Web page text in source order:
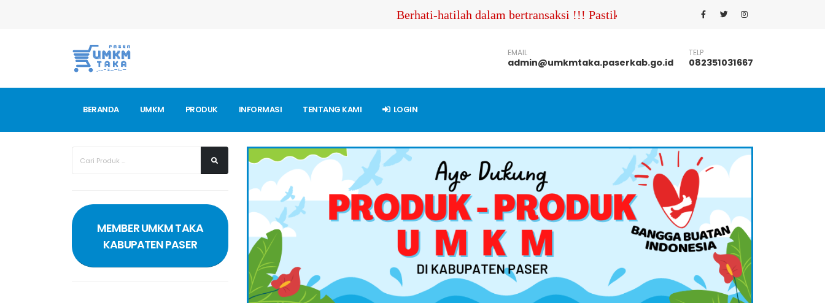
Berhati-hatilah dalam bertransaksi !!! Pastikan Anda menghubungi nomor kontak UMKM
EMAIL
admin@umkmtaka.paserkab.go.id
TELP
082351031667
BERANDA UMKM PRODUK INFORMASI TENTANG KAMI LOGIN
MEMBER UMKM TAKA
KABUPATEN PASER